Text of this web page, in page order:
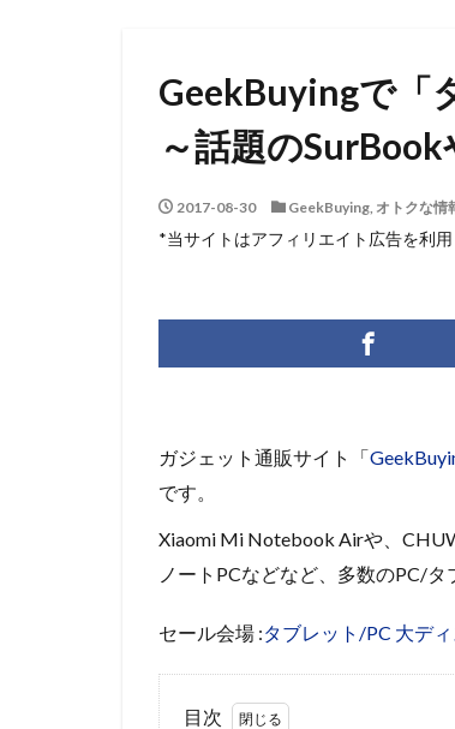
GeekBuyingで「
～話題の
2017-08-30 GeekBuying, オトクな情
*当サイトはアフィリエイト広告を利用
ガジェット通販サイト「
です。
Xiaomi Mi Notebook Airや、
ノートPCなどなど、多数のPC/タ
セール会場 :タブレット/PC 大デ
目次